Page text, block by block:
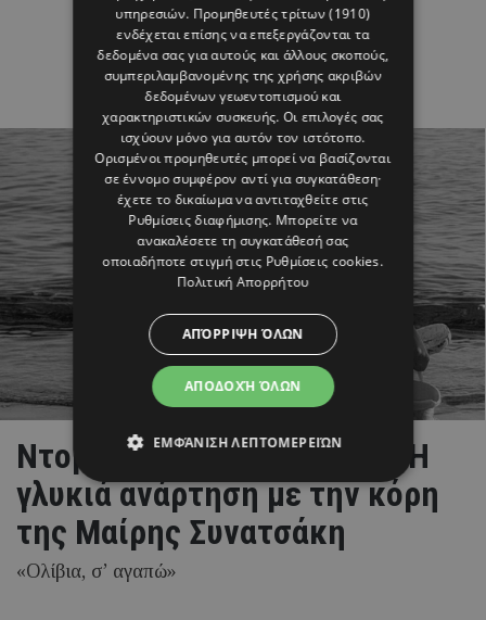
Ντορέττα Παπαδημητρίου: Η
γλυκιά ανάρτηση με την κόρη
της Μαίρης Συνατσάκη
«Ολίβια, σ’ αγαπώ»
υπηρεσιών. Προμηθευτές τρίτων (1910)
ενδέχεται επίσης να επεξεργάζονται τα
δεδομένα σας για αυτούς και άλλους σκοπούς,
συμπεριλαμβανομένης της χρήσης ακριβών
δεδομένων γεωεντοπισμού και
χαρακτηριστικών συσκευής. Οι επιλογές σας
ισχύουν μόνο για αυτόν τον ιστότοπο.
Ορισμένοι προμηθευτές μπορεί να βασίζονται
σε έννομο συμφέρον αντί για συγκατάθεση·
έχετε το δικαίωμα να αντιταχθείτε στις
Ρυθμίσεις διαφήμισης. Μπορείτε να
ανακαλέσετε τη συγκατάθεσή σας
οποιαδήποτε στιγμή στις Ρυθμίσεις cookies.
Πολιτική Απορρήτου
ΑΠΟΔΟΧΉ ΌΛΩΝ
ΑΠΌΡΡΙΨΗ ΌΛΩΝ
ΕΜΦΆΝΙΣΗ ΛΕΠΤΟΜΕΡΕΙΏΝ